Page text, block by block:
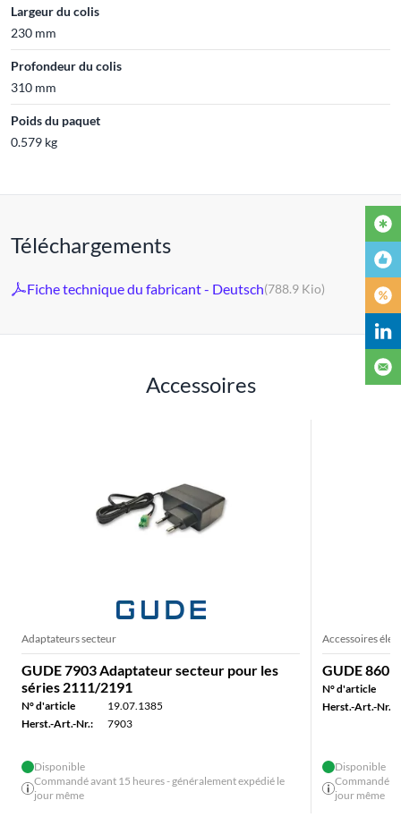
Largeur du colis
230 mm
Profondeur du colis
310 mm
Poids du paquet
0.579 kg
Téléchargements
Fiche technique du fabricant - Deutsch(788.9 Kio)
Accessoires
Adaptateurs secteur
GUDE 7903 Adaptateur secteur pour les
séries 2111/2191
N° d'article
19.07.1385
Herst.-Art.-Nr.:
7903
Disponible
Commandé avant 15 heures - généralement expédié le
jour même
Accessoires
GUDE 860
N° d'article
Herst.-Art.-Nr.:
Disponible
Commandé
jour même